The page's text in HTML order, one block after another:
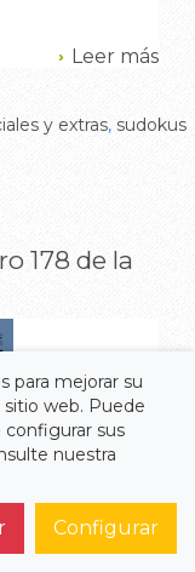
Leer más
y extras, sudokus
178 de la
para mejorar su
sitio web. Puede
configurar sus
nuestra
Configurar